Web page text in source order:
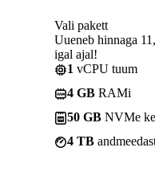
Vali pakett
Uueneb hinnaga
igal ajal!
1 vCPU tuum
4 GB RAMi
50 GB NVMe
4 TB